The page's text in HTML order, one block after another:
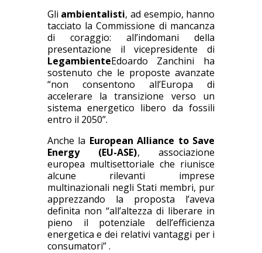
Gli ambientalisti, ad esempio, hanno
tacciato la Commissione di mancanza
di coraggio: all’indomani della
presentazione il vicepresidente di
LegambienteEdoardo Zanchini ha
sostenuto che le proposte avanzate
“non consentono all’Europa di
accelerare la transizione verso un
sistema energetico libero da fossili
entro il 2050”.
Anche la European Alliance to Save
Energy (EU-ASE), associazione
europea multisettoriale che riunisce
alcune rilevanti imprese
multinazionali negli Stati membri, pur
apprezzando la proposta l’aveva
definita non “all’altezza di liberare in
pieno il potenziale dell’efficienza
energetica e dei relativi vantaggi per i
consumatori” .